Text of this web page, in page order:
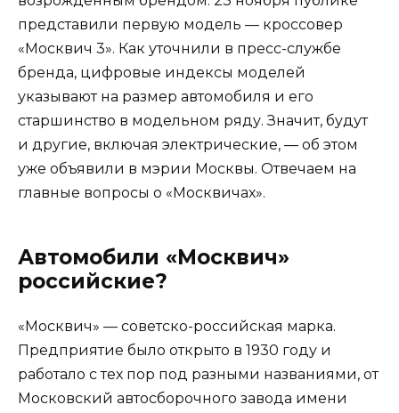
представили первую модель — кроссовер
«Москвич 3». Как уточнили в пресс-службе
бренда, цифровые индексы моделей
указывают на размер автомобиля и его
старшинство в модельном ряду. Значит, будут
и другие, включая электрические, — об этом
уже объявили в мэрии Москвы. Отвечаем на
главные вопросы о «Москвичах».
Автомобили «Москвич»
российские?
«Москвич» — советско-российская марка.
Предприятие было открыто в 1930 году и
работало с тех пор под разными названиями, от
Московский автосборочного завода имени